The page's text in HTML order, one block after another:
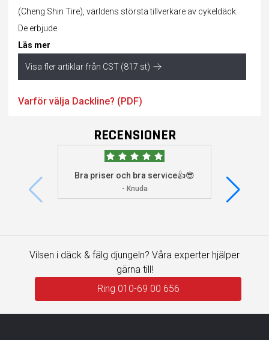
(Cheng Shin Tire), världens största tillverkare av cykeldäck.
De erbjude
Läs mer
Visa fler artiklar från CST (817 st)
Varför välja Dackline? (PDF)
RECENSIONER
Bra priser och bra service👍😎
- Knuda
Vilsen i däck & fälg djungeln? Våra experter hjälper
gärna till!
Ring 010-69 00 656